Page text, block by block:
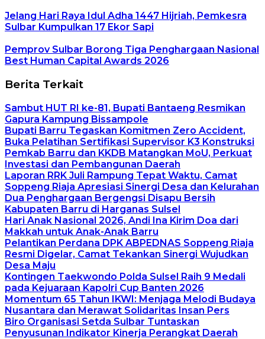
Jelang Hari Raya Idul Adha 1447 Hijriah, Pemkesra
Sulbar Kumpulkan 17 Ekor Sapi
Pemprov Sulbar Borong Tiga Penghargaan Nasional
Best Human Capital Awards 2026
Berita Terkait
Sambut HUT RI ke-81, Bupati Bantaeng Resmikan
Gapura Kampung Bissampole
Bupati Barru Tegaskan Komitmen Zero Accident,
Buka Pelatihan Sertifikasi Supervisor K3 Konstruksi
Pemkab Barru dan KKDB Matangkan MoU, Perkuat
Investasi dan Pembangunan Daerah
Laporan RRK Juli Rampung Tepat Waktu, Camat
Soppeng Riaja Apresiasi Sinergi Desa dan Kelurahan
Dua Penghargaan Bergengsi Disapu Bersih
Kabupaten Barru di Harganas Sulsel
Hari Anak Nasional 2026, Andi Ina Kirim Doa dari
Makkah untuk Anak-Anak Barru
Pelantikan Perdana DPK ABPEDNAS Soppeng Riaja
Resmi Digelar, Camat Tekankan Sinergi Wujudkan
Desa Maju
Kontingen Taekwondo Polda Sulsel Raih 9 Medali
pada Kejuaraan Kapolri Cup Banten 2026
Momentum 65 Tahun IKWI: Menjaga Melodi Budaya
Nusantara dan Merawat Solidaritas Insan Pers
Biro Organisasi Setda Sulbar Tuntaskan
Penyusunan Indikator Kinerja Perangkat Daerah